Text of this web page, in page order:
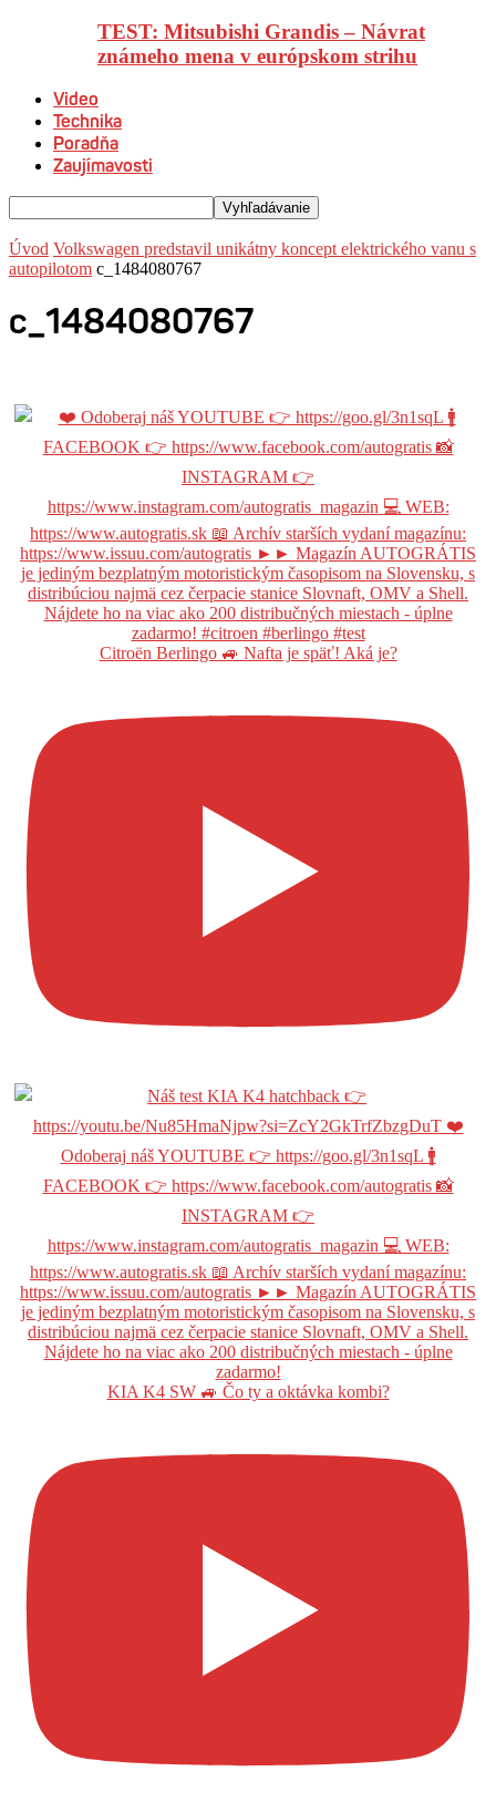
TEST: Mitsubishi Grandis – Návrat
známeho mena v európskom strihu
Video
Technika
Poradňa
Zaujímavosti
Úvod Volkswagen predstavil unikátny koncept elektrického vanu s
autopilotom c_1484080767
c_1484080767
Citroën Berlingo 🚙 Nafta je späť! Aká je?
KIA K4 SW 🚙 Čo ty a oktávka kombi?